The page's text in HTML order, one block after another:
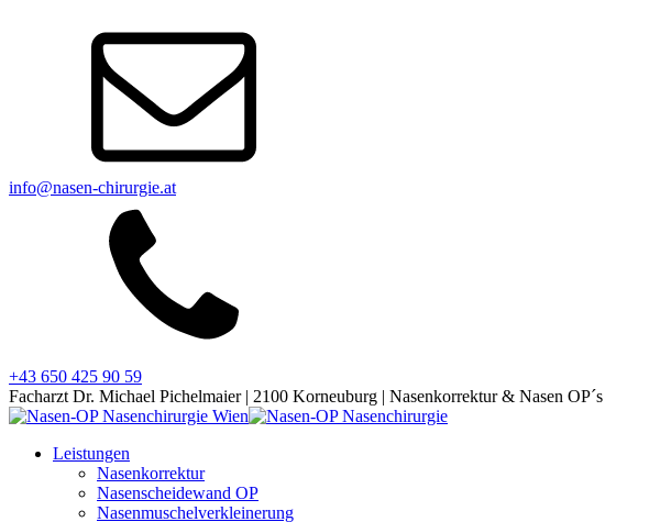
info@nasen-chirurgie.at
+43 650 425 90 59
Facharzt Dr. Michael Pichelmaier | 2100 Korneuburg | Nasenkorrektur & Nasen OP´s
Leistungen
Nasenkorrektur
Nasenscheidewand OP
Nasenmuschelverkleinerung